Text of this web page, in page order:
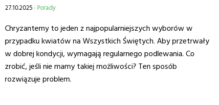
27.10.2025- Porady
Chryzantemy to jeden z najpopularniejszych wyborów w
przypadku kwiatów na Wszystkich Świętych. Aby przetrwały
w dobrej kondycji, wymagają regularnego podlewania. Co
zrobić, jeśli nie mamy takiej możliwości? Ten sposób
rozwiązuje problem.